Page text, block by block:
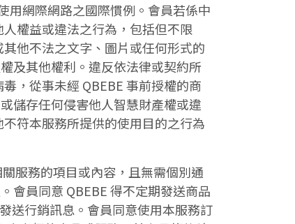
用網際網路之國際慣例。會員若係中
權益或違法之行為，包括但不限
他不法之文字、圖片或任何形式的
及其他權利。違反依法律或契約所
，從事未經 QBEBE 事前授權的商
儲存任何侵害他人智慧財產權或違
符本服務所提供的使用目的之行為
服務的項目或內容，且無需個別通
會員同意 QBEBE 得不定期發送商品
送行銷訊息。會員同意使用本服務訂